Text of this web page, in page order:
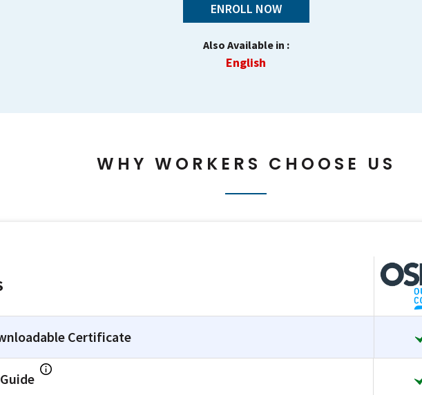
ENROLL NOW
Also Available in :
English
WHY WORKERS CHOOSE US
Certificate